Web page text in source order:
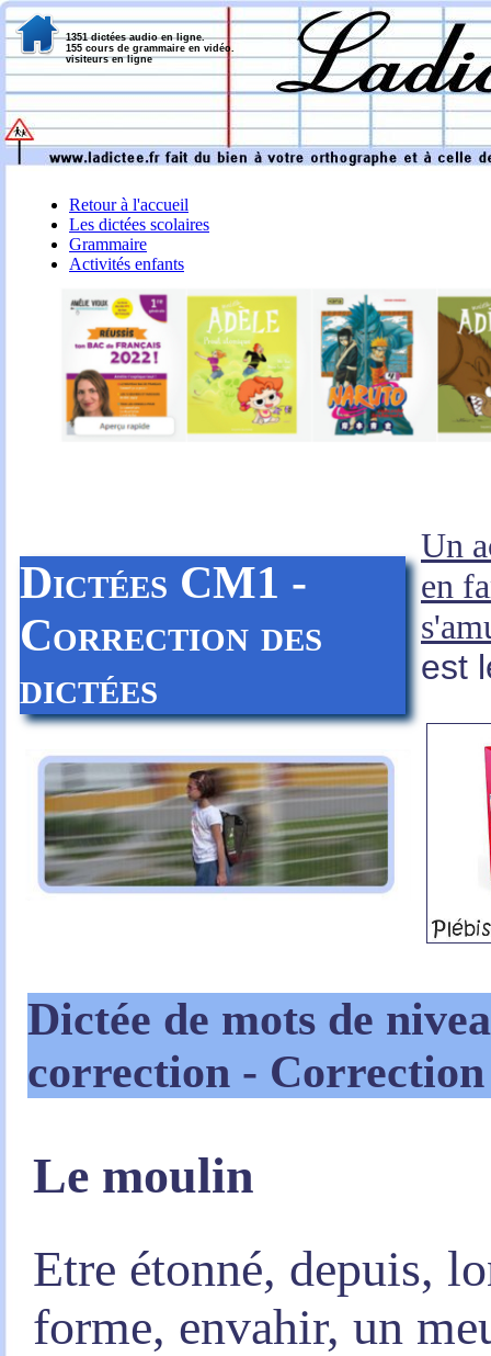
Dictées CM1 -
Correction des
dictées
Un
en
est
Dictée de mots de
correction - Correction
Le moulin
Etre étonné, depuis,
forme, envahir, un